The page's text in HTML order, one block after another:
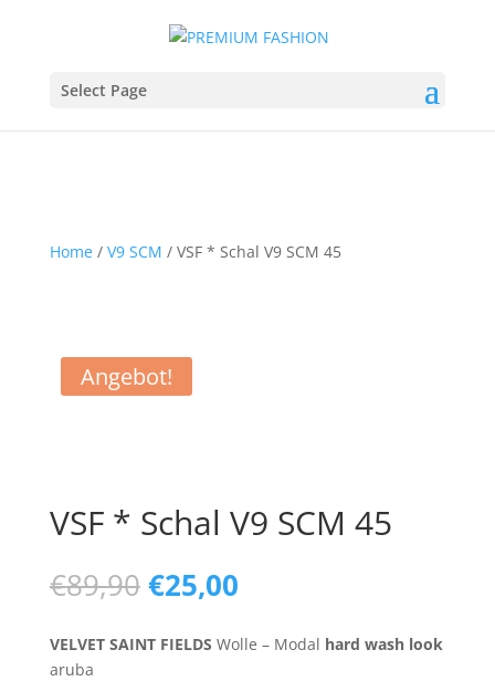
Select Page
Home/ V9 SCM / VSF * Schal V9 SCM 45
Angebot!
VSF * Schal V9 SCM 45
€89,90 Ursprünglicher
Preis
war:
€89,90
€25,00Aktueller
ist:
€25,00.
VELVET SAINT FIELDS Wolle – Modal hard wash look
aruba